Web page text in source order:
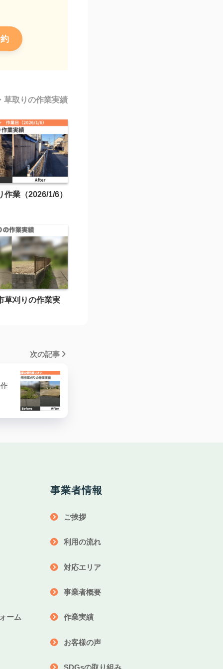
草取りの作業実績
作業（2026/1/6）
草刈りの作業実
次の記事
ーム
事業者情報
ご挨拶
利用の流れ
対応エリア
事業者概要
作業実績
お客様の声
SDGsの取り組み